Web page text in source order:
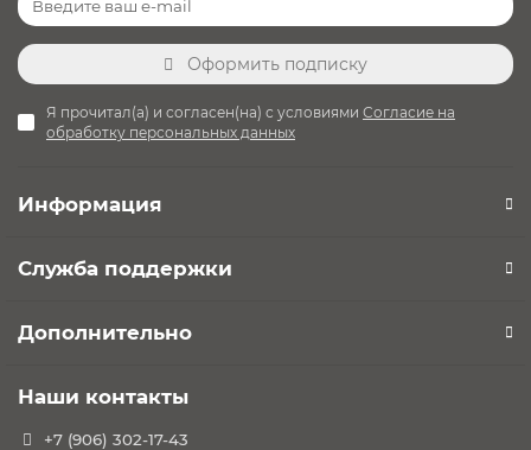
Оформить подписку
Я прочитал(а) и согласен(на) с условиями Согласие на
обработку персональных данных
Информация
Служба поддержки
Дополнительно
Наши контакты
+7 (906) 302-17-43